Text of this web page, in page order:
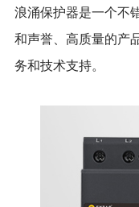
浪涌保护器是一个不
和声誉、高质量的产
务和技术支持。